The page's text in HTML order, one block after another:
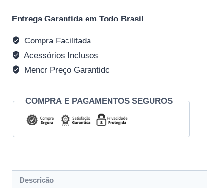
Entrega Garantida em Todo Brasil
Compra Facilitada
Acessórios Inclusos
Menor Preço Garantido
COMPRA E PAGAMENTOS SEGUROS
Descrição